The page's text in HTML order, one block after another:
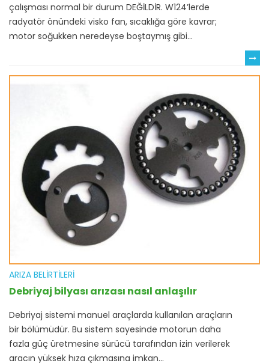
çalışması normal bir durum DEĞİLDİR. W124’lerde
radyatör önündeki visko fan, sıcaklığa göre kavrar;
motor soğukken neredeyse boştaymış gibi...
ARIZA BELIRTILERI
Debriyaj bilyası arızası nasıl anlaşılır
Debriyaj sistemi manuel araçlarda kullanılan araçların
bir bölümüdür. Bu sistem sayesinde motorun daha
fazla güç üretmesine sürücü tarafından izin verilerek
aracın yüksek hıza çıkmasına imkan...